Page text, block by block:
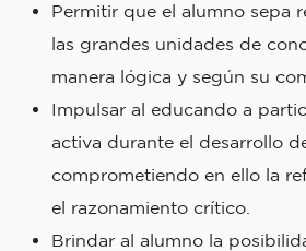
Permitir que el alumno sepa
las grandes unidades de
manera lógica y según su
Impulsar al educando a
activa durante el desarrollo
comprometiendo en ello la
el razonamiento crítico.
Brindar al alumno la